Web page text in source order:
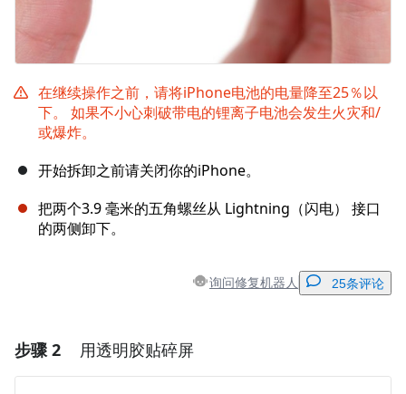
在继续操作之前，请将iPhone电池的电量降至25％以
下。 如果不小心刺破带电的锂离子电池会发生火灾和/
或爆炸。
开始拆卸之前请关闭你的iPhone。
把两个3.9 毫米的五角螺丝从 Lightning（闪电） 接口
的两侧卸下。
询问修复机器人 25条评论
添加一条评论
步骤 2 用透明胶贴碎屏